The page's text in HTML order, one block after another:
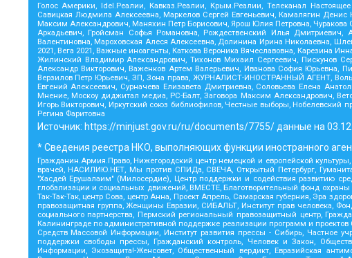
Голос Америки, Idel.Реалии, Кавказ.Реалии, Крым.Реалии, Телеканал
Савицкая Людмила Алексеевна, Маркелов Сергей Евгеньевич, Камалягин
Максим Александрович, Маняхин Петр Борисович, Ярош Юлия Петровна,
Аркадьевич, Гройсман Софья Романовна, Рождественский Илья
Валентиновна, Мароховская Алеся Алексеевна, Долинина Ирина Николаевна,
2021, Вега 2021, Важные иноагенты, Каткова Вероника Вячеславовна,
Жилинский Владимир Александрович, Тихонов Михаил Сергеевич, Пискунов
Александр Викторович, Важенков Артем Валерьевич, Иванова София Юрьевна,
Верзилов Петр Юрьевич, ЗП, Зона права, ЖУРНАЛИСТ-ИНОСТРАННЫЙ АГЕНТ,
Евгений Алексеевич, Сурначева Елизавета Дмитриевна, Соловьева Елена
Мнение, Москоу диджитал медиа, РС-Балт, Заговора Максим Александрович,
Игорь Викторович, Иркутский союз библиофилов, Честные выборы, Нобелевский
Регина Фаритовна
Источник: https://minjust.gov.ru/ru/documents/7755/данные на
* Сведения реестра НКО, выполняющих функции иностранного
Гражданин.Армия.Право, Нижегородский центр немецкой и европейской
врачей, НАСИЛИЮ.НЕТ, Мы против СПИДа, СВЕЧА, Открытый Петербург,
"Хасдей Ерушалаим" (Милосердие), Центр поддержки и содействия развитию
глобализации и социальных движений, ВМЕСТЕ, Благотворительный фонд
Так-Так-Так, центр Сова, центр Анна, Проект Апрель, Самарская губерния, Эра
правозащитная группа, Женщины Евразии, СИБАЛЬТ, Институт прав человека,
социального партнерства, Пермский региональный правозащитный центр,
Калининграде по административной поддержке реализации программ и
Средств Массовой Информации, Институт развития прессы - Сибирь, Частное
поддержки свободы прессы, Гражданский контроль, Человек и Закон,
Информации, Экозащита!-Женсовет, Общественный вердикт, Евразийская